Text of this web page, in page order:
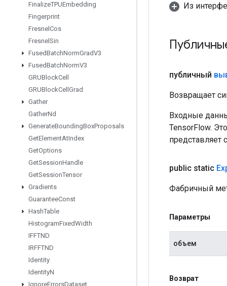
FinalizeTPUEmbedding
Fingerprint
Fresnel Cos
Fresnel Sin
FusedBatchNormGradV3
FusedBatchNormV3
GRUBlockCell
GRUBlockCell Grad
Gather
GatherNd
GenerateBoundingBoxProposals
GetElementAtIndex
GetOptions
GetSessionHandle
GetSessionTensor
Gradients
GuaranteeConst
HashTable
HistogramFixedWidth
IFFTND
IRFFTND
Identity
IdentityN
IgnoreErrorsDataset
Из
публичный
Возвращает
Входные
TensorFlow.
представляет
public static
Фабричный
Параметры
объем
Возврат